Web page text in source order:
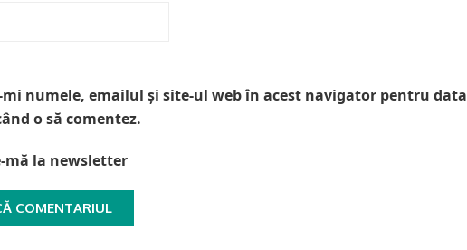
mi numele, emailul și site-ul web în acest navigator pentru data
o să comentez.
mă la newsletter